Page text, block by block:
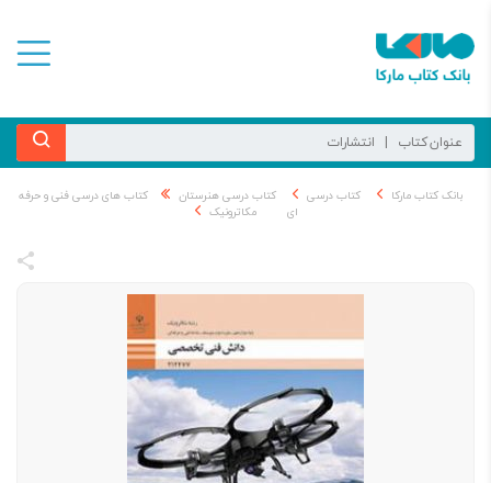
بانک کتاب مارکا کتاب درسی کتاب درسی هنرستان
کتاب های درسی فنی و حرفه
ای
مکاترونیک